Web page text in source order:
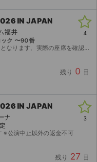
IN JAPAN
福井
ク 〜90番
ケット分配にFC認証が必要なため加入をお願い致します。当日待ち合わせ時に加入さ...
残り 0 日
4
IN JAPAN
ナ
※公演中止以外の返金不可
残り 27 日
3